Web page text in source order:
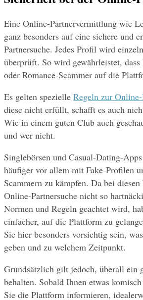
Eine Online-Partnervermittlung wie
ganz besonders auf eine sichere und
Partnersuche. Jedes Profil wird
überprüft. So wird gewährleistet,
oder Romance-Scammer auf die
Es gelten spezielle Regeln zur
diese nicht erfüllt, schafft es auch
Wie in einem guten Club auch
und wer nicht.
Singlebörsen und Casual-Dating-
häufiger vor allem mit Fake-Profilen
Scammern zu kämpfen. Da bei
Online-Partnersuche nicht so
Normen und Regeln geachtet wird,
einfacher, auf die Plattform zu
Sie hier besonders vorsichtig sein,
geben und zu welchem Zeitpunkt.
Grundsätzlich gilt jedoch, überall ein
behalten. Sobald Ihnen etwas
Sie die Plattform informieren,